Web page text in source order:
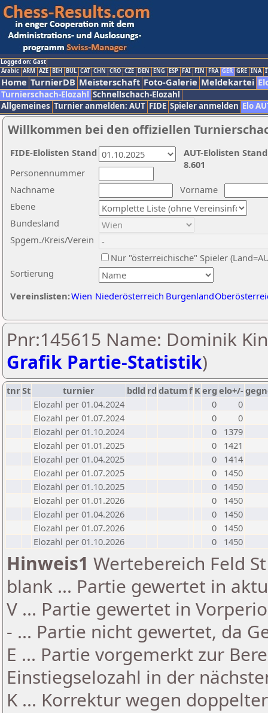
Logged on: Gast
Arabic ARM AZE BIH BUL CAT CHN CRO CZE DEN ENG ESP FAI FIN FRA GER GRE INA
Home TurnierDB Meisterschaft Foto-Galerie Meldekartei
Turnierschach-Elozahl Schnellschach-Elozahl
Allgemeines Turnier anmelden: AUT FIDE Spieler anmelden Elo
Willkommen bei den offiziellen
Nachname
Vorname
Ebene
Sortierung
Personennummer
Bundesland
Spgem./Kreis/Verein
Nur "österreichische" Spieler
Vereinslisten:Wien Niederösterreich Burgenland
AUT-Elolisten
8.601
FIDE-Elolisten Stand
Pnr:145615 Name: Dominik
Grafik Partie-Statistik)
tnrSt turnier bdld rd datumf Kerg elo+/-
Elozahl per 01.04.2024
0
0
Elozahl per 01.07.2024
0
0
Elozahl per 01.10.2024
0
1379
Elozahl per 01.01.2025
0
1421
Elozahl per 01.04.2025
0
1414
Elozahl per 01.07.2025
0
1450
Elozahl per 01.10.2025
0
1450
Elozahl per 01.01.2026
0
1450
Elozahl per 01.04.2026
0
1450
Elozahl per 01.07.2026
0
1450
Elozahl per 01.10.2026
0 1450
Hinweis1 Wertebereich Feld
blank ... Partie gewertet in
V ... Partie gewertet in
- ... Partie nicht gewertet, da
E ... Partie vorgemerkt zur
Einstiegselozahl in der
K ... Korrektur wegen